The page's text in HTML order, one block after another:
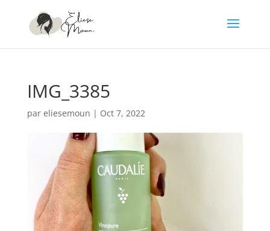
IMG_3385
par eliesemoun | Oct 7, 2022